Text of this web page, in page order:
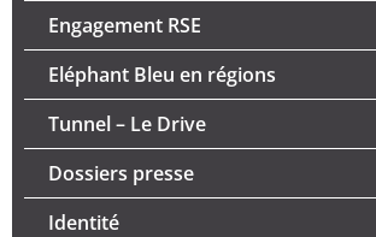
Engagement RSE
Eléphant Bleu en régions
Tunnel – Le Drive
Dossiers presse
Identité